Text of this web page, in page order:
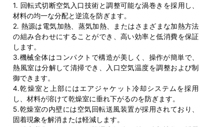
1. 回転式切断空気入口技術と調整可能な渦巻きを採用し、
材料の均一な分配と逆流を防ぎます。
2. 熱源は電気加熱、蒸気加熱、またはさまざまな加熱方法
の組み合わせにすることができ、高い効率と低消費を保証
します。
3.機械全体はコンパクトで構造が美しく、操作が簡単で、
熱風室は分解して清掃でき、入口空気温度を調整および制
御できます。
4.乾燥室と上部にはエアジャケット冷却システムを採用
し、材料が溶けて乾燥室に垂れ下がるのを防ぎます。
5.乾燥室の内壁には空気回転送風装置が採用されており、
固着現象を解消または軽減します。